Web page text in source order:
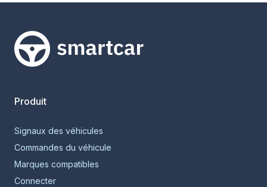
Smartcar home
Produit
Signaux des véhicules
Commandes du véhicule
Marques compatibles
Connecter